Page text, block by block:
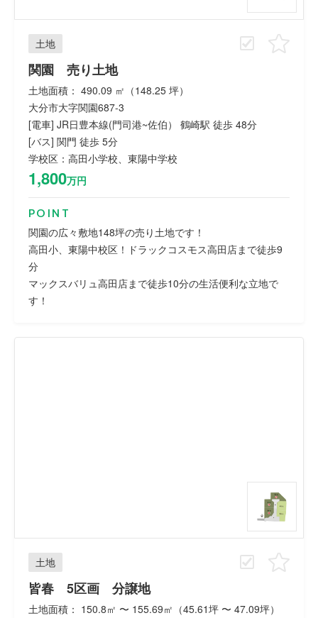
土地
関園 売り土地
土地面積： 490.09 ㎡（148.25 坪）
大分市大字関園687-3
[電車] JR日豊本線(門司港~佐伯） 鶴崎駅 徒歩 48分
[バス] 関門 徒歩 5分
学校区：高田小学校、東陽中学校
1,800万円
POINT
関園の広々敷地148坪の売り土地です！
高田小、東陽中校区！ドラックコスモス高田店まで徒歩9
分
マックスバリュ高田店まで徒歩10分の生活便利な立地で
す！
土地
皆春 5区画 分譲地
土地面積： 150.8㎡ 〜 155.69㎡（45.61坪 〜 47.09坪）